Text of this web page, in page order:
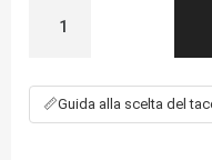
📏Guida alla scelta del